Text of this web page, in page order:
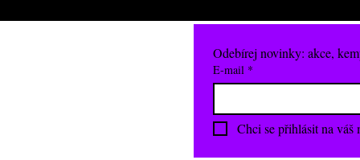
Odebírej novinky: akce,
E‑mail *
Chci se přihlásit na váš